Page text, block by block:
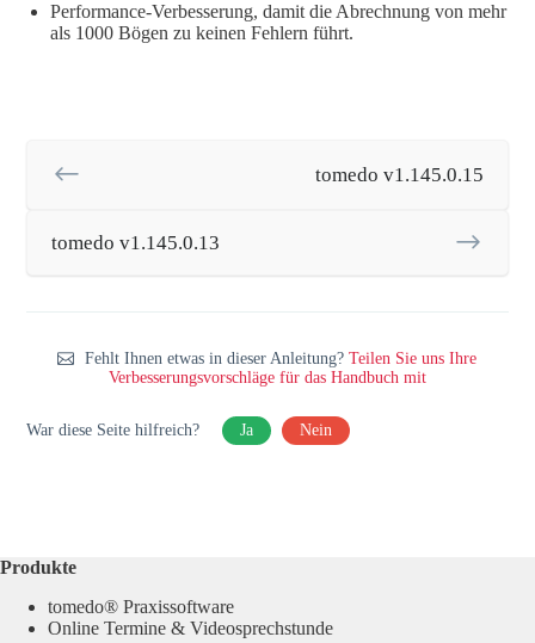
Performance-Verbesserung, damit die Abrechnung von mehr
als 1000 Bögen zu keinen Fehlern führt.
tomedo v1.145.0.15
tomedo v1.145.0.13
Fehlt Ihnen etwas in dieser Anleitung?Teilen Sie uns Ihre
Verbesserungsvorschläge für das Handbuch mit
War diese Seite hilfreich? Ja Nein
Produkte
tomedo® Praxissoftware
Online Termine & Videosprechstunde